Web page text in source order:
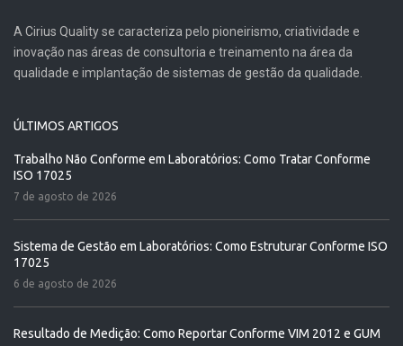
A Cirius Quality se caracteriza pelo pioneirismo, criatividade e
inovação nas áreas de consultoria e treinamento na área da
qualidade e implantação de sistemas de gestão da qualidade.
ÚLTIMOS ARTIGOS
Trabalho Não Conforme em Laboratórios: Como Tratar Conforme
ISO 17025
7 de agosto de 2026
Sistema de Gestão em Laboratórios: Como Estruturar Conforme ISO
17025
6 de agosto de 2026
Resultado de Medição: Como Reportar Conforme VIM 2012 e GUM